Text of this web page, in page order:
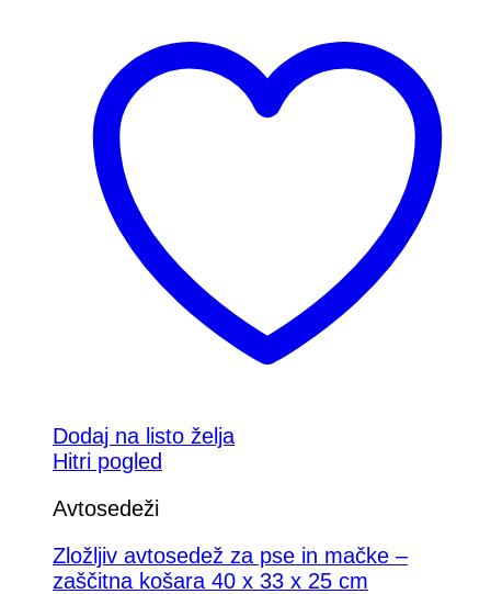
Dodaj na listo želja
Hitri pogled
Avtosedeži
Zložljiv avtosedež za pse in mačke –
zaščitna košara 40 x 33 x 25 cm